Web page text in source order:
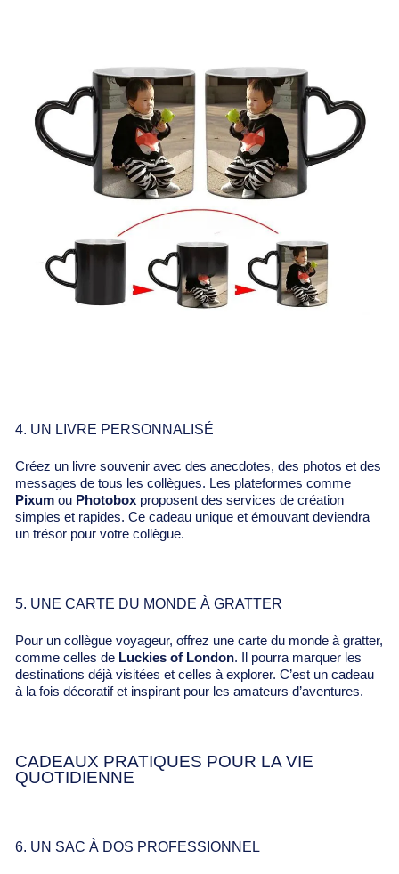
4. UN LIVRE PERSONNALISÉ
Créez un livre souvenir avec des anecdotes, des photos et des
messages de tous les collègues. Les plateformes comme
Pixum ou Photobox proposent des services de création
simples et rapides. Ce cadeau unique et émouvant deviendra
un trésor pour votre collègue.
5. UNE CARTE DU MONDE À GRATTER
Pour un collègue voyageur, offrez une carte du monde à gratter,
comme celles de Luckies of London. Il pourra marquer les
destinations déjà visitées et celles à explorer. C’est un cadeau
à la fois décoratif et inspirant pour les amateurs d’aventures.
CADEAUX PRATIQUES POUR LA VIE
QUOTIDIENNE
6. UN SAC À DOS PROFESSIONNEL